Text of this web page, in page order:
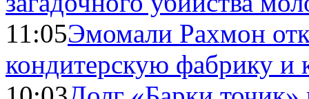
11:05Эмомали Рахмон
кондитерскую фабрику и